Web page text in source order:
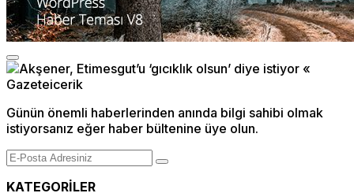
Günün önemli haberlerinden anında bilgi sahibi olmak
istiyorsanız eğer haber bültenine üye olun.
KATEGORİLER